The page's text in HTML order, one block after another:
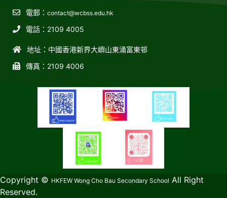
電郵： contact@wcbss.edu.hk
電話：2109 4005
地址：中國香港新界大嶼山東涌富東邨
傳真：2109 4006
教育傳媒集團 GoodSchool.hk
Copyright © HKFEW Wong Cho Bau Secondary School All Right
Reserved.